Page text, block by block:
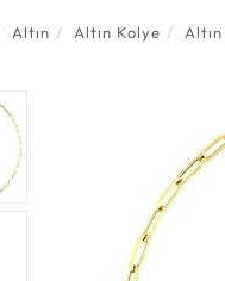
Altın Altın Kolye